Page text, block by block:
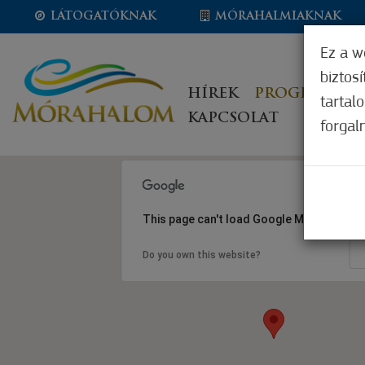
LÁTOGATÓKNAK MÓRAHALMIAKNAK
HÍREK
PROGRAMOK
KAPCSOLAT
This page can't load Google Maps
Do you own this website?
Ez a